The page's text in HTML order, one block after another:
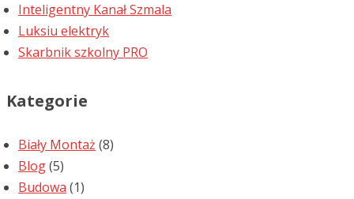
Inteligentny Kanał Szmala
Luksiu elektryk
Skarbnik szkolny PRO
Kategorie
Biały Montaż (8)
Blog(5)
Budowa (1)